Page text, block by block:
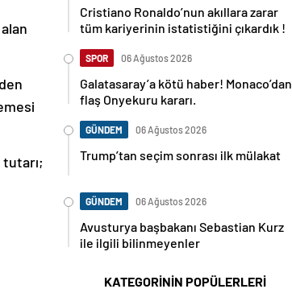
Cristiano Ronaldo’nun akıllara zarar
tüm kariyerinin istatistiğini çıkardık !
SPOR 06 Ağustos 2026
Galatasaray’a kötü haber! Monaco’dan
flaş Onyekuru kararı.
GÜNDEM 06 Ağustos 2026
Trump’tan seçim sonrası ilk mülakat
GÜNDEM 06 Ağustos 2026
Avusturya başbakanı Sebastian Kurz
ile ilgili bilinmeyenler
KATEGORİNİN POPÜLERLERİ